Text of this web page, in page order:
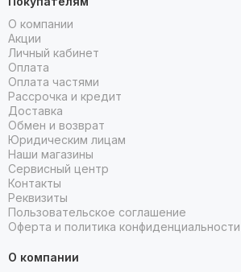
О компании
Акции
Личный кабинет
Оплата
Оплата частями
Рассрочка и кредит
Доставка
Обмен и возврат
Юридическим лицам
Наши магазины
Сервисный центр
Контакты
Реквизиты
Пользовательское соглашение
Оферта и политика конфиденциальности
О компании